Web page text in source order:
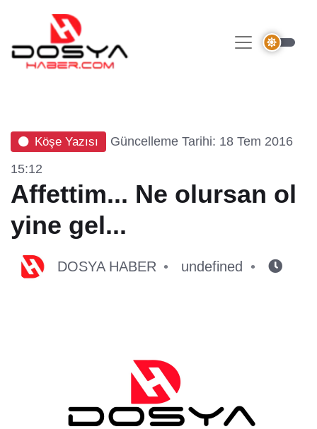
Köşe Yazısı
Güncelleme Tarihi: 18 Tem 2016
15:12
Affettim... Ne olursan ol
yine gel...
DOSYA HABER undefined